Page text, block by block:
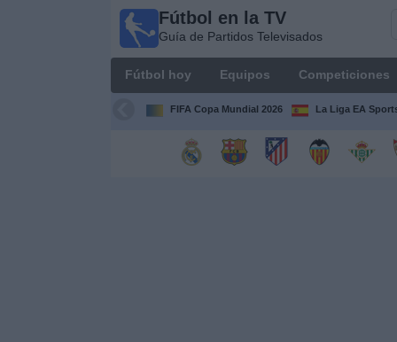
Fútbol en la TV
Guía de Partidos Televisados
Fútbol hoy Equipos Competiciones
FIFA Copa Mundial 2026 La Liga EA